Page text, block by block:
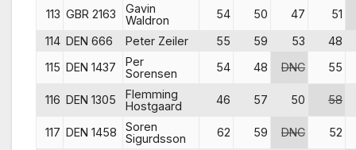
113 GBR 2163
Gavin
Waldron
54 50 47
51
114 DEN 666 Peter Zeiler 55 59 53
48
115 DEN 1437
Per
Sorensen
54 48 DNC 55
116 DEN 1305
Flemming
Hostgaard
46 57 50 58
117 DEN 1458
Soren
Sigurdsson
62 59 DNC 52